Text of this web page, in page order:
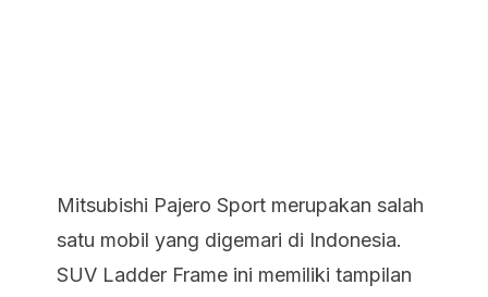
Mitsubishi Pajero Sport merupakan salah
satu mobil yang digemari di Indonesia.
SUV Ladder Frame ini memiliki tampilan